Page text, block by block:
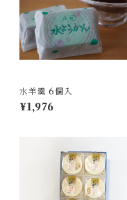
水羊羹 6個入
¥1,976